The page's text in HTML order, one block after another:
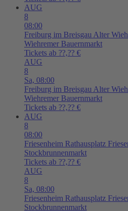
AUG
8
08:00
Freiburg im Breisgau Alter
Wiehremer Bauernmarkt
Tickets ab ??,?? €
AUG
8
Sa, 08:00
Freiburg im Breisgau Alter
Wiehremer Bauernmarkt
Tickets ab ??,?? €
AUG
8
08:00
Friesenheim Rathausplatz
Stockbrunnenmarkt
Tickets ab ??,?? €
AUG
8
Sa, 08:00
Friesenheim Rathausplatz
Stockbrunnenmarkt